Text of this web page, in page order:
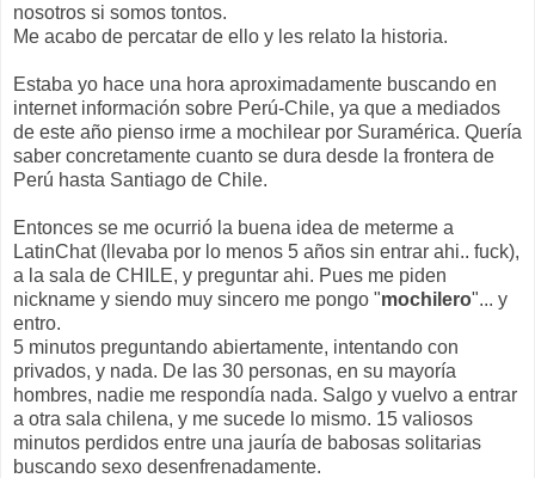
nosotros si somos tontos.
Me acabo de percatar de ello y les relato la historia.
Estaba yo hace una hora aproximadamente buscando en
internet información sobre Perú-Chile, ya que a mediados
de este año pienso irme a mochilear por Suramérica. Quería
saber concretamente cuanto se dura desde la frontera de
Perú hasta Santiago de Chile.
Entonces se me ocurrió la buena idea de meterme a
LatinChat (llevaba por lo menos 5 años sin entrar ahi.. fuck),
a la sala de CHILE, y preguntar ahi. Pues me piden
nickname y siendo muy sincero me pongo "mochilero"... y
entro.
5 minutos preguntando abiertamente, intentando con
privados, y nada. De las 30 personas, en su mayoría
hombres, nadie me respondía nada. Salgo y vuelvo a entrar
a otra sala chilena, y me sucede lo mismo. 15 valiosos
minutos perdidos entre una jauría de babosas solitarias
buscando sexo desenfrenadamente.